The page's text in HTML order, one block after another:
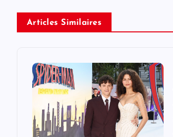
Articles Similaires